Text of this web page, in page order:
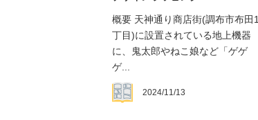
概要 天神通り商店街(調布市布田1
丁目)に設置されている地上機器
に、鬼太郎やねこ娘など「ゲゲ
ゲ...
2024/11/13